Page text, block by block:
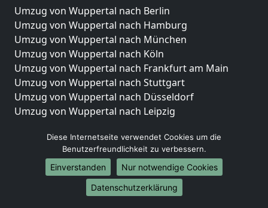
Umzug von Wuppertal nach Berlin
Umzug von Wuppertal nach Hamburg
Umzug von Wuppertal nach München
Umzug von Wuppertal nach Köln
Umzug von Wuppertal nach Frankfurt am Main
Umzug von Wuppertal nach Stuttgart
Umzug von Wuppertal nach Düsseldorf
Umzug von Wuppertal nach Leipzig
Umzug von Wuppertal nach Essen
Umzug von Wuppertal nach Bremen
Umzug von Wuppertal nach Dresden
Umzug von Wuppertal nach Hannover
Umzug von Wuppertal nach Nürnberg
Diese Internetseite verwendet Cookies um die
Benutzerfreundlichkeit zu verbessern.
Einverstanden
Nur notwendige Cookies
Datenschutzerklärung